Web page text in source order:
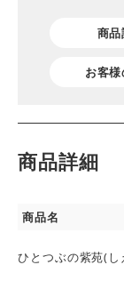
商
お客
商品詳細
商品名
ひとつぶの紫苑(